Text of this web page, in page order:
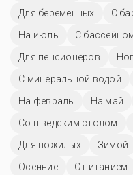
Для беременных
С
На июль
С
Для пенсионеров
С минеральной водой
На февраль
На май
Со шведским столом
Для пожилых
Зимой
Осенние
С питанием